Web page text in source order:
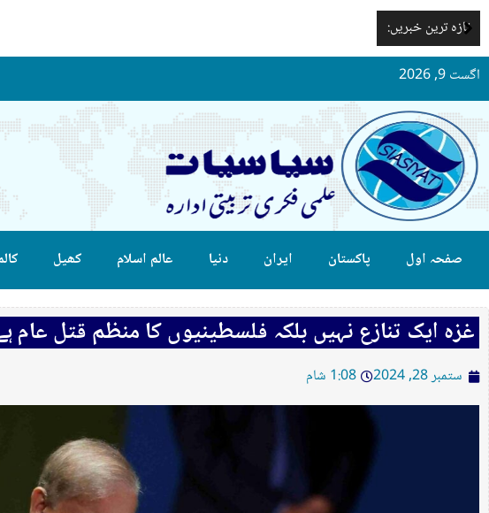
تازہ ترین خبریں:
اگست 9, 2026
صفحہ اول پاکستان ایران دنیا عالم اسلام کھیل
غزہ ایک تنازع نہیں بلکہ فلسطینیوں کا منظم قتل عام
ستمبر 28, 2024 1:08 شام